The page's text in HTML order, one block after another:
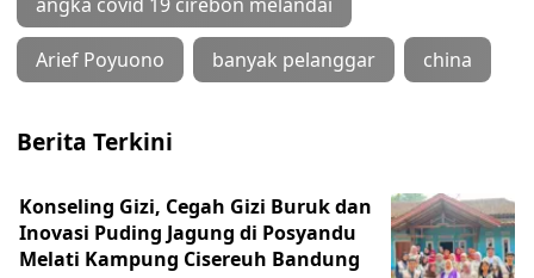
angka covid 19 cirebon melandai
Arief Poyuono banyak pelanggar china
Berita Terkini
Konseling Gizi, Cegah Gizi Buruk dan
Inovasi Puding Jagung di Posyandu
Melati Kampung Cisereuh Bandung